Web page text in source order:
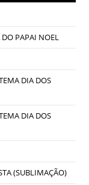
PAPAI NOEL
DIA DOS
DIA DOS
(SUBLIMAÇÃO)